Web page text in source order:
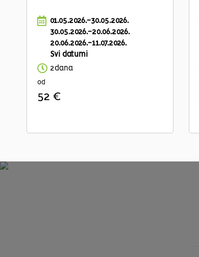
01.05.2026.-30.05.2026.
30.05.2026.-20.06.2026.
20.06.2026.-11.07.2026.
Svi datumi
2dana
od
52 €